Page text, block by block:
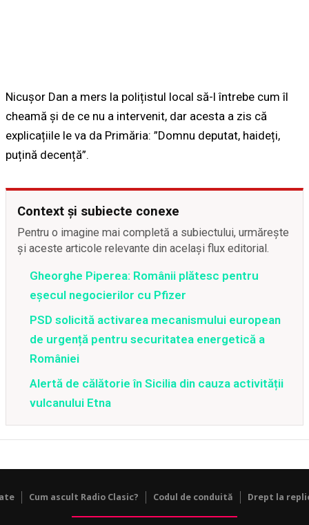
Nicușor Dan a mers la polițistul local să-l întrebe cum îl
cheamă și de ce nu a intervenit, dar acesta a zis că
explicațiile le va da Primăria: ”Domnu deputat, haideți,
puțină decență”.
Context și subiecte conexe
Pentru o imagine mai completă a subiectului, urmărește
și aceste articole relevante din același flux editorial.
Gheorghe Piperea: Românii plătesc pentru
eșecul negocierilor cu Pfizer
PSD solicită activarea mecanismului european
de urgență pentru securitatea energetică a
României
Alertă de călătorie în Sicilia din cauza activității
vulcanului Etna
Cum ascult Radio Clasic? Codul de conduită Drept la